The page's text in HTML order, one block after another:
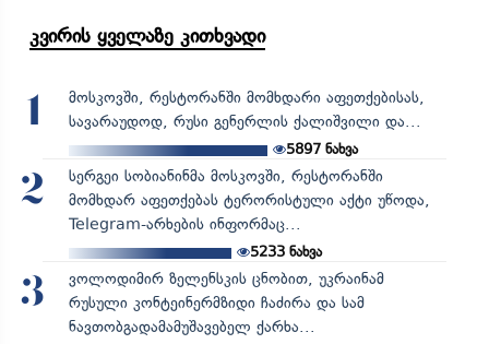
კვირის ყველაზე კითხვადი
1
მოსკოვში, რესტორანში მომხდარი აფეთქებისას,
სავარაუდოდ, რუსი გენერლის ქალიშვილი და...
5897 ნახვა
2
სერგეი სობიანინმა მოსკოვში, რესტორანში
მომხდარ აფეთქებას ტერორისტული აქტი უწოდა,
Telegram-არხების ინფორმაც...
5233ნახვა
3
ვოლოდიმირ ზელენსკის ცნობით, უკრაინამ
რუსული კონტეინერმზიდი ჩაძირა და სამ
ნავთობგადამამუშავებელ ქარხა...